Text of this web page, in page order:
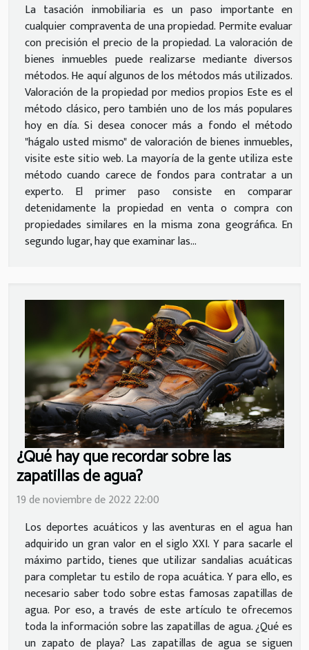
La tasación inmobiliaria es un paso importante en
cualquier compraventa de una propiedad. Permite evaluar
con precisión el precio de la propiedad. La valoración de
bienes inmuebles puede realizarse mediante diversos
métodos. He aquí algunos de los métodos más utilizados.
Valoración de la propiedad por medios propios Este es el
método clásico, pero también uno de los más populares
hoy en día. Si desea conocer más a fondo el método
"hágalo usted mismo" de valoración de bienes inmuebles,
visite este sitio web. La mayoría de la gente utiliza este
método cuando carece de fondos para contratar a un
experto. El primer paso consiste en comparar
detenidamente la propiedad en venta o compra con
propiedades similares en la misma zona geográfica. En
segundo lugar, hay que examinar las...
¿Qué hay que recordar sobre las
zapatillas de agua?
19 de noviembre de 2022 22:00
Los deportes acuáticos y las aventuras en el agua han
adquirido un gran valor en el siglo XXI. Y para sacarle el
máximo partido, tienes que utilizar sandalias acuáticas
para completar tu estilo de ropa acuática. Y para ello, es
necesario saber todo sobre estas famosas zapatillas de
agua. Por eso, a través de este artículo te ofrecemos
toda la información sobre las zapatillas de agua. ¿Qué es
un zapato de playa? Las zapatillas de agua se siguen